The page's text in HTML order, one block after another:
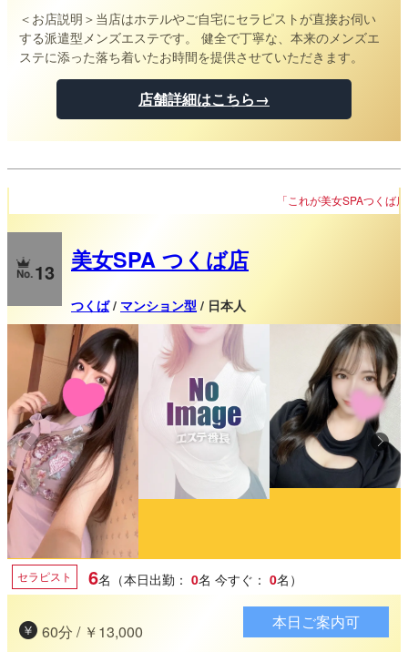
＜お店説明＞ 当店はホテルやご自宅にセラピストが直接お伺い
する派遣型メンズエステです。 健全で丁寧な、本来のメンズエ
ステに添った落ち着いたお時間を提供させていただきます。
店舗詳細はこちら→
13 美女SPA つくば店
つくば/ マンション型 / 日本人
セラピスト 6名（本日出勤： 0名 今すぐ： 0名）
60分 / ￥13,000
本日ご案内可